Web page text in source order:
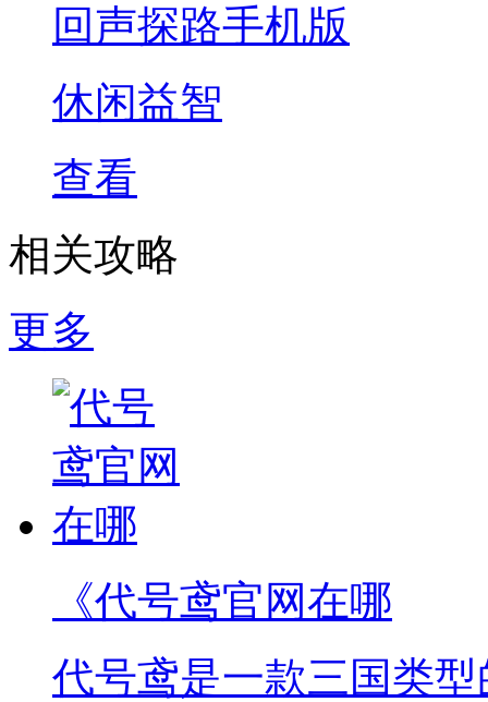
回声探路手机版
休闲益智
查看
相关攻略
更多
《代号鸢官网在哪
代号鸢是一款三国类